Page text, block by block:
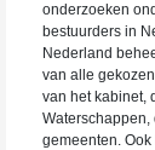
onderzoeken
bestuurders in
Nederland
van alle
van het kabinet,
Waterschappen,
gemeenten.